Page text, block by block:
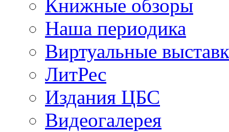
Книжные обзоры
Наша периодика
Виртуальные
ЛитРес
Издания ЦБС
Видеогалерея